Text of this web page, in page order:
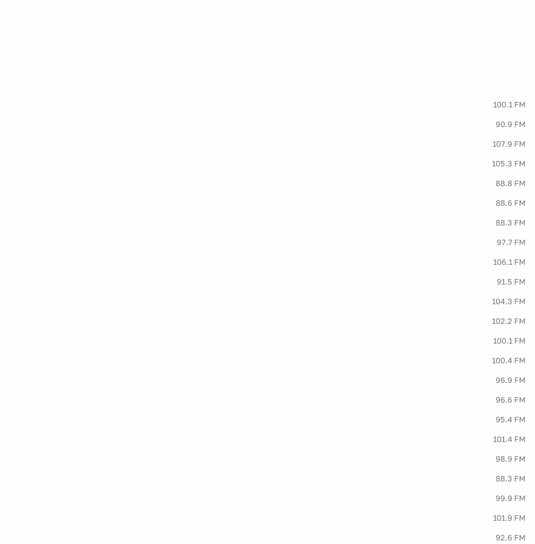
100.1 FM
90.9 FM
107.9 FM
105.3 FM
88.8 FM
88.6 FM
88.3 FM
97.7 FM
106.1 FM
91.5 FM
104.3 FM
102.2 FM
100.1 FM
100.4 FM
96.9 FM
96.6 FM
95.4 FM
101.4 FM
98.9 FM
88.3 FM
99.9 FM
101.9 FM
92.6 FM